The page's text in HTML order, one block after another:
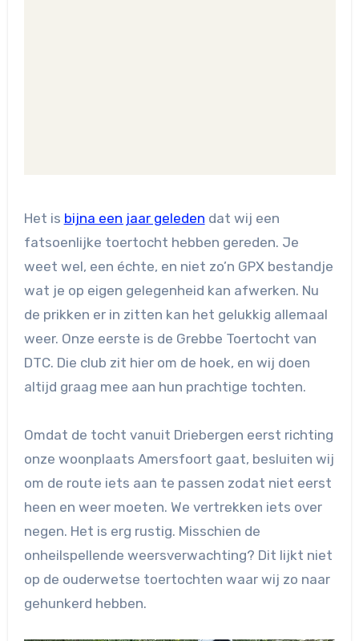
Het is bijna een jaar geleden dat wij een
fatsoenlijke toertocht hebben gereden. Je
weet wel, een échte, en niet zo’n GPX bestandje
wat je op eigen gelegenheid kan afwerken. Nu
de prikken er in zitten kan het gelukkig allemaal
weer. Onze eerste is de Grebbe Toertocht van
DTC. Die club zit hier om de hoek, en wij doen
altijd graag mee aan hun prachtige tochten.
Omdat de tocht vanuit Driebergen eerst richting
onze woonplaats Amersfoort gaat, besluiten wij
om de route iets aan te passen zodat niet eerst
heen en weer moeten. We vertrekken iets over
negen. Het is erg rustig. Misschien de
onheilspellende weersverwachting? Dit lijkt niet
op de ouderwetse toertochten waar wij zo naar
gehunkerd hebben.